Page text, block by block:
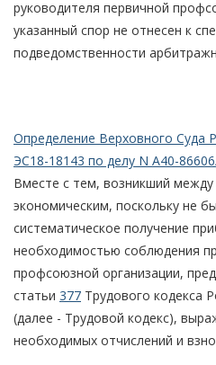
руководителя первичной
указанный спор не отнесен к
подведомственности
Определение Верховного Суда
ЭС18-18143 по делу N А40-
Вместе с тем, возникший
экономическим, поскольку не
систематическое получение
необходимостью соблюдения
профсоюзной организации,
статьи 377 Трудового кодекса
(далее - Трудовой кодекс),
необходимых отчислений и